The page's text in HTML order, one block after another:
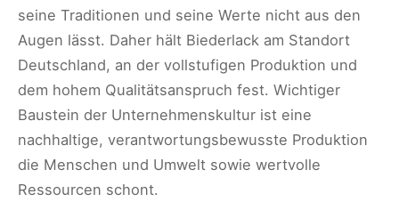
seine Traditionen und seine Werte nicht aus den
Augen lässt. Daher hält Biederlack am Standort
Deutschland, an der vollstufigen Produktion und
dem hohem Qualitätsanspruch fest. Wichtiger
Baustein der Unternehmenskultur ist eine
nachhaltige, verantwortungsbewusste Produktion
die Menschen und Umwelt sowie wertvolle
Ressourcen schont.